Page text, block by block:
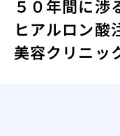
５０年間に渉
ヒアルロン酸
美容クリニッ